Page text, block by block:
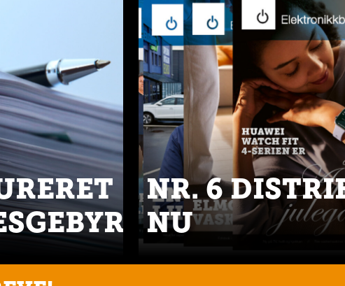
NR. 6
NU